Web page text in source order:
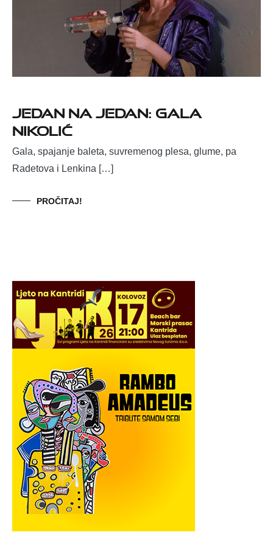
Jedan na Jedan: Gala
Nikolić
Gala, spajanje baleta, suvremenog plesa, glume, pa
Radetova i Lenkina […]
PROČITAJ!